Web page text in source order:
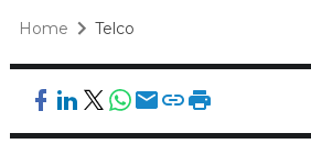
Home Telco